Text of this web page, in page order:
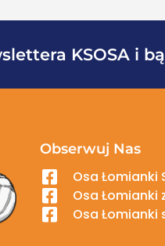
KSOSA i
Obserwuj Nas
Osa Łomianki
Osa
Osa Łomianki